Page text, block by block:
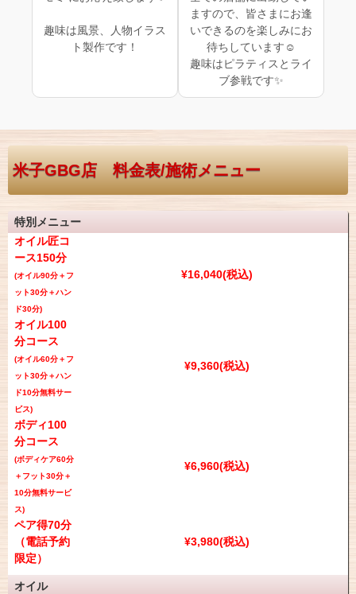
趣味は風景、人物イラス
ト製作です！
ますので、皆さまにお逢
いできるのを楽しみにお
待ちしています☺
趣味はピラティスとライ
ブ参戦です✨
米子GBG店 料金表/施術メニュー
特別メニュー
オイル匠コ
ース150分
(オイル90分＋フ
ット30分＋ハン
ド30分)
¥16,040(税込)
オイル100
分コース
(オイル60分＋フ
ット30分＋ハン
ド10分無料サー
ビス)
¥9,360(税込)
ボディ100
分コース
(ボディケア60分
＋フット30分＋
10分無料サービ
ス)
¥6,960(税込)
ペア得70分
（電話予約
限定）
¥3,980(税込)
オイル